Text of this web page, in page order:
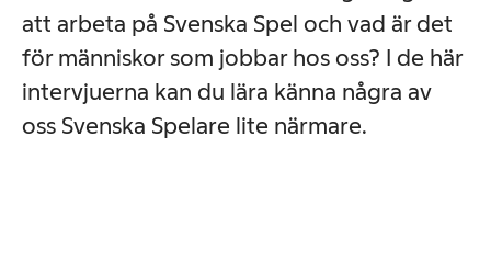
att arbeta på Svenska Spel och vad är det
för människor som jobbar hos oss? I de här
intervjuerna kan du lära känna några av
oss Svenska Spelare lite närmare.